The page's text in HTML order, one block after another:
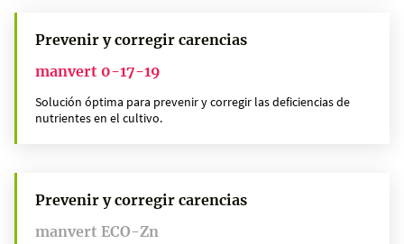
Prevenir y corregir carencias
manvert 0-17-19
Solución óptima para prevenir y corregir las deficiencias de
nutrientes en el cultivo.
Prevenir y corregir carencias
manvert ECO-Zn